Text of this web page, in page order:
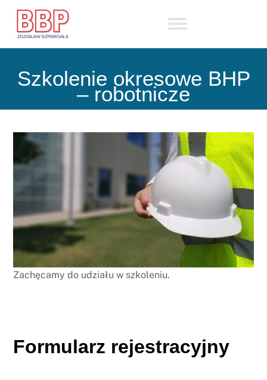
Skip
content
Szkolenie okresowe BHP
– robotnicze
Zachęcamy do udziału w szkoleniu.
Formularz rejestracyjny